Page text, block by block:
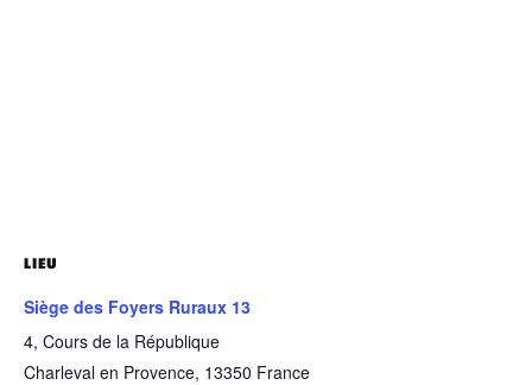
LIEU
Siège des Foyers Ruraux 13
4, Cours de la République
Charleval en Provence, 13350 France